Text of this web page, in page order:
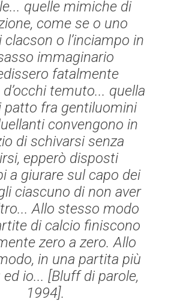
quelle mimiche di
come se o uno
o l’inciampo in
immaginario
fatalmente
d’occhi temuto... quella
patto fra gentiluomini
convengono in
di schivarsi senza
epperò disposti
a giurare sul capo dei
ciascuno di non aver
Allo stesso modo
di calcio finiscono
zero a zero. Allo
in una partita più
io... [Bluff di parole,
1994].